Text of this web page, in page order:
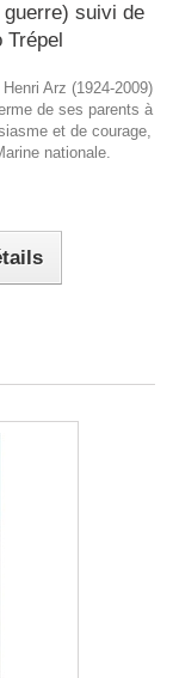
suivi de
Trépel
Arz (1924-2009)
de ses parents à
et de courage,
nationale.